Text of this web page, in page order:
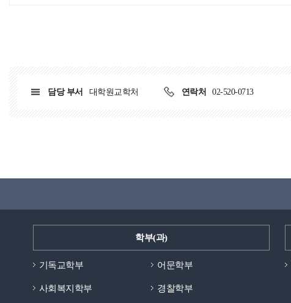
담당 부서 대학원교학처 연락처 02-520-0713
학부(과)
기독교학부 어문학부
사회복지학부 경찰학부